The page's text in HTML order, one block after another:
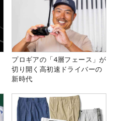
プロギアの「4層フェース」が
切り開く高初速ドライバーの
新時代